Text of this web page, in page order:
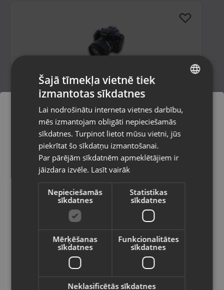
Canon EOS 1000D
Krāslava, Tirgus iela 7
Stāvoklis Lietots (Garantija 6 mēneši)
105.00€
/mēn.
Pasūtījumi tiks piegādāti uz
izvēlēto valsti
Vietnes saturs būs attēlots izvēlētajā
valodā
Valsts
Latviešu / Latvian
RUSSIAN
Šajā tīmekļa vietnē tiek
izmantotas sīkdatnes
Lai nodrošinātu interneta vietnes darbību,
mēs izmantojam obligāti nepieciešamās
sīkdatnes. Turpinot lietot mūsu vietni, jūs
piekrītat šo sīkdatņu izmantošanai.
Par pārējām sīkdatnēm apmeklētājiem ir
jāizdara izvēle. Lasīt vairāk
Nepieciešamās
sīkdatnes
Statistikas
sīkdatnes
Mērķēšanas
sīkdatnes
Funkcionalitātes
sīkdatnes
Neklasificētās sīkdatnes